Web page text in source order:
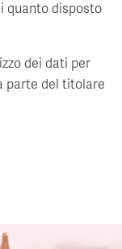
quanto disposto
dei dati per
parte del titolare